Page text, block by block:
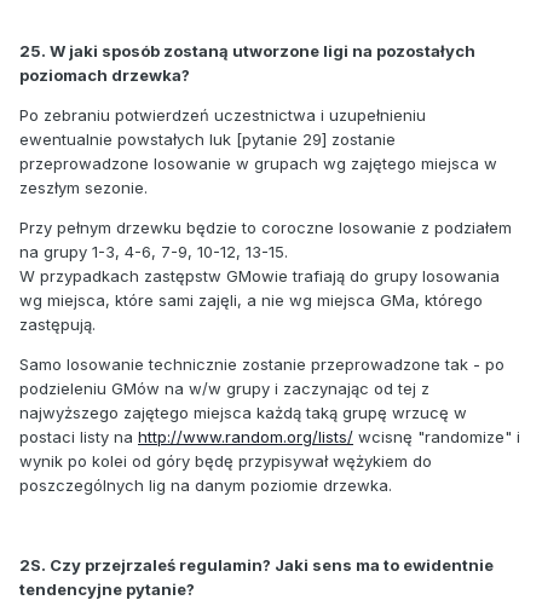
25. W jaki sposób zostaną utworzone ligi na pozostałych
poziomach drzewka?
Po zebraniu potwierdzeń uczestnictwa i uzupełnieniu
ewentualnie powstałych luk [pytanie 29] zostanie
przeprowadzone losowanie w grupach wg zajętego miejsca w
zeszłym sezonie.
Przy pełnym drzewku będzie to coroczne losowanie z podziałem
na grupy 1-3, 4-6, 7-9, 10-12, 13-15.
W przypadkach zastępstw GMowie trafiają do grupy losowania
wg miejsca, które sami zajęli, a nie wg miejsca GMa, którego
zastępują.
Samo losowanie technicznie zostanie przeprowadzone tak - po
podzieleniu GMów na w/w grupy i zaczynając od tej z
najwyższego zajętego miejsca każdą taką grupę wrzucę w
postaci listy na http://www.random.org/lists/ wcisnę "randomize" i
wynik po kolei od góry będę przypisywał wężykiem do
poszczególnych lig na danym poziomie drzewka.
2S. Czy przejrzaleś regulamin? Jaki sens ma to ewidentnie
tendencyjne pytanie?